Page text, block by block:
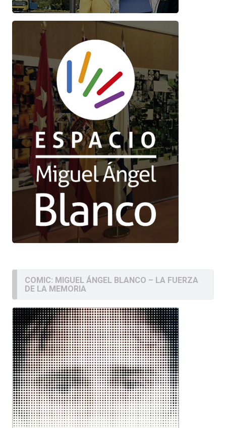
COMIC: MIGUEL ÁNGEL BLANCO – LA FUERZA
DE LA MEMORIA